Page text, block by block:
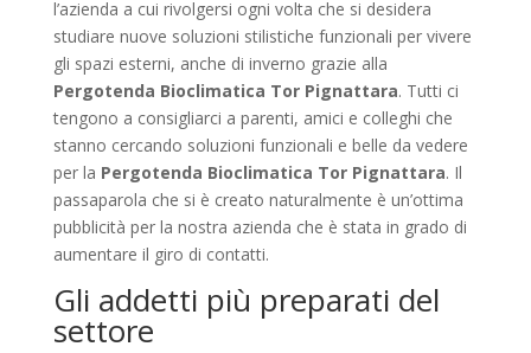
l’azienda a cui rivolgersi ogni volta che si desidera
studiare nuove soluzioni stilistiche funzionali per vivere
gli spazi esterni, anche di inverno grazie alla
Pergotenda Bioclimatica Tor Pignattara. Tutti ci
tengono a consigliarci a parenti, amici e colleghi che
stanno cercando soluzioni funzionali e belle da vedere
per la Pergotenda Bioclimatica Tor Pignattara. Il
passaparola che si è creato naturalmente è un’ottima
pubblicità per la nostra azienda che è stata in grado di
aumentare il giro di contatti.
Gli addetti più preparati del
settore